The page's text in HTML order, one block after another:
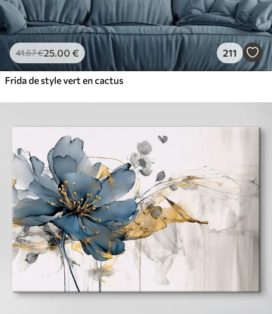
41.67€25.00 € 211
Frida de style vert en cactus